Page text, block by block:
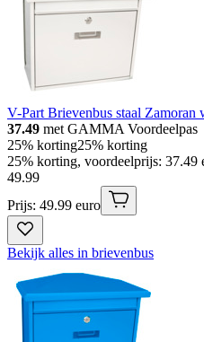
V-Part Brievenbus staal Zamoran
37.49 met GAMMA Voordeelpas
25% korting25% korting
25% korting, voordeelprijs:
49.99
Prijs: 49.99 euro
Bekijk alles in brievenbus